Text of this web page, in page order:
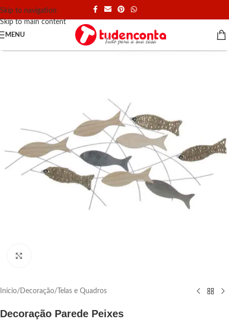
Skip to navigation
Skip to main content
MENU
Início/ Decoração/ Telas e Quadros
Decoração Parede Peixes